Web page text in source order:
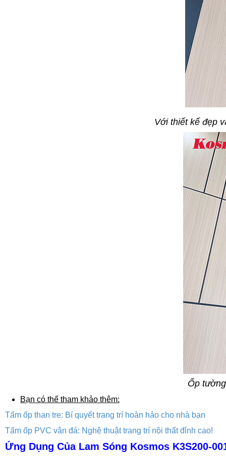
Với thiết kế đẹp
Ốp
Bạn có thể tham khảo thêm:
Tấm ốp than tre: Bí quyết trang trí hoàn hảo cho nhà bạn
Tấm ốp PVC vân đá: Nghệ thuật trang trí nội thất đỉnh cao!
Ứng Dụng Của Lam Sóng Kosmos K3S200-